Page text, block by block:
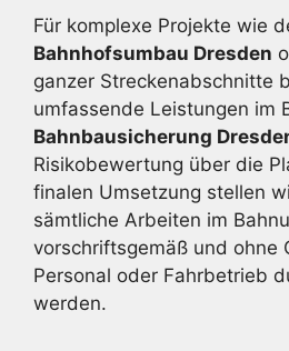
Für komplexe Projekte wie
Bahnhofsumbau Dresden
ganzer Streckenabschnitte
umfassende Leistungen im
Bahnbausicherung
Risikobewertung über die
finalen Umsetzung stellen
sämtliche Arbeiten im
vorschriftsgemäß und ohne
Personal oder Fahrbetrieb
werden.